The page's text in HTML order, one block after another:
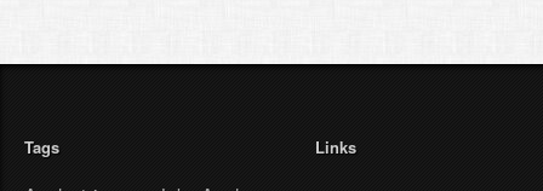
Tags Links